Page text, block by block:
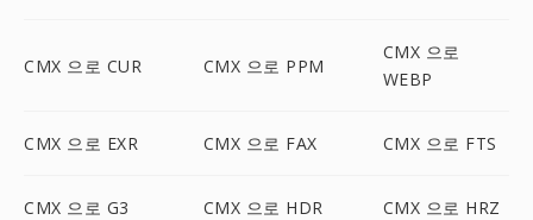
CMX 으로 CUR CMX 으로 PPM
CMX 으로
WEBP
CMX 으로 EXR CMX 으로 FAX CMX 으로 FTS
CMX 으로 G3 CMX 으로 HDR CMX 으로 HRZ